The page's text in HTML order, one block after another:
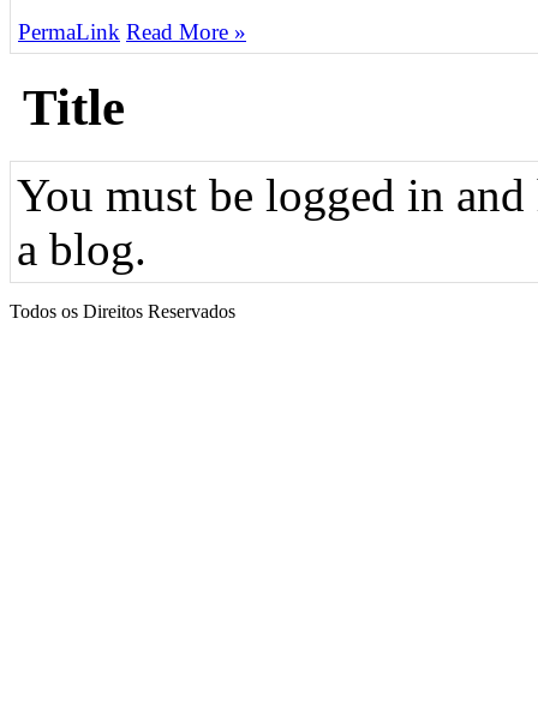
PermaLink Read More »
Title
You must be logged in
a blog.
Todos os Direitos Reservados